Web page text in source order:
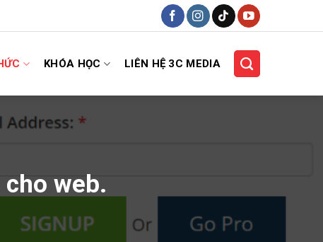
KHÓA HỌC LIÊN HỆ 3C MEDIA
web.